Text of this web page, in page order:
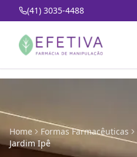
(41) 3035-4488
Home Formas Farmacêuticas
Jardim Ipê